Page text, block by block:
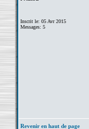
Inscrit le: 05 Avr 2015
Messages: 5
Revenir en haut de page